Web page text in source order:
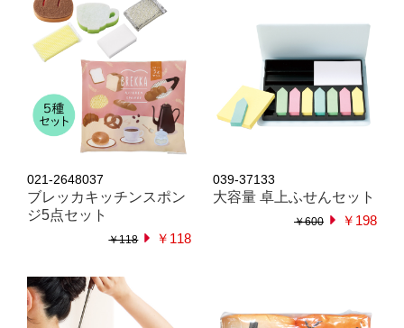
021-2648037
ブレッカキッチンスポン
ジ5点セット
￥118 ￥118
039-37133
大容量 卓上ふせんセット
￥600 ￥198